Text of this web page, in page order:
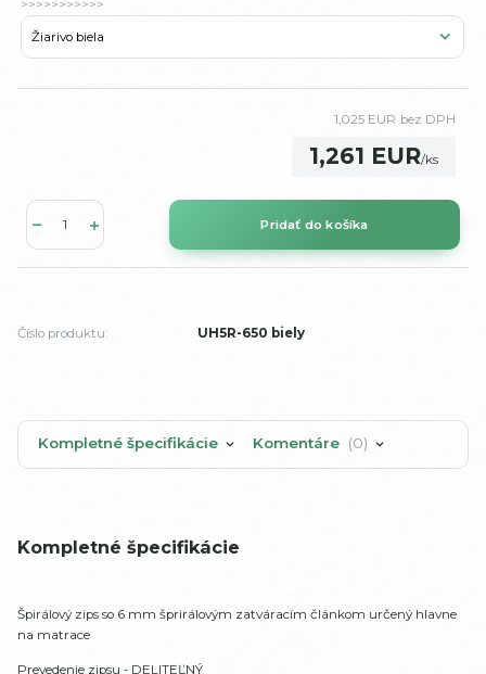
>>>>>>>>>>>
1,261 EUR/ks
1,025 EUR bez DPH
Pridať do košíka
Číslo produktu: UH5R-650 biely
Kompletné špecifikácie Komentáre 0
Kompletné špecifikácie
Špirálový zips so 6 mm šprirálovým zatváracím článkom určený hlavne
na matrace
Prevedenie zipsu - DELITEĽNÝ